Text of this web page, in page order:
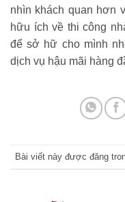
nhìn khách quan hơn
hữu ích về thi công
để sở hữ cho mình
dịch vụ hậu mãi hàng
Bài viết này được đăng